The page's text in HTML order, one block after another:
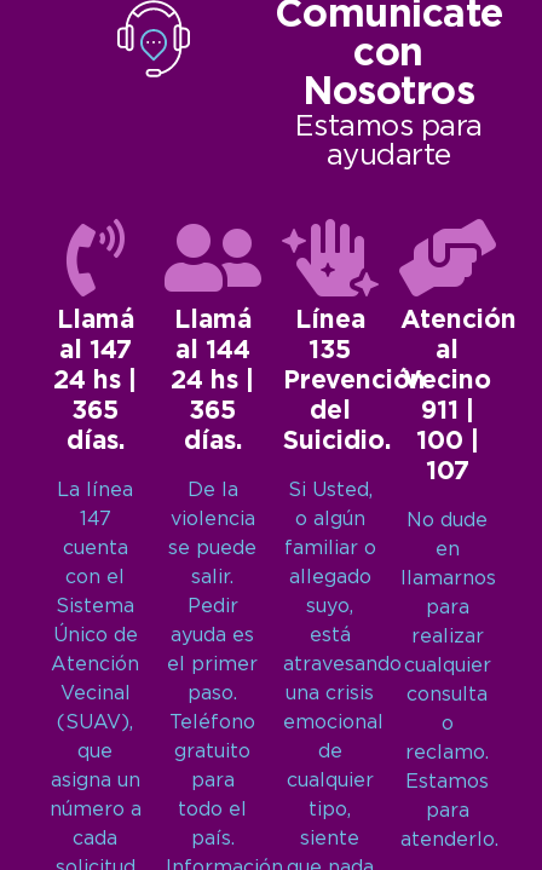
Comunicate
con
Nosotros
Estamos para
ayudarte
Llamá
al 147
24 hs |
365
días.
La línea
147
cuenta
con el
Sistema
Único de
Atención
Vecinal
(SUAV),
que
asigna un
número a
cada
Llamá
al 144
24 hs |
365
días.
De la
violencia
se puede
salir.
Pedir
ayuda es
el primer
paso.
Teléfono
gratuito
para
todo el
país.
Línea
135
Prevención
del
Suicidio.
Si Usted,
o algún
familiar o
allegado
suyo,
está
atravesando
una crisis
emocional
de
cualquier
tipo,
siente
Atención
al
Vecino
911 |
100 |
107
No dude
en
llamarnos
para
realizar
cualquier
consulta
o
reclamo.
Estamos
para
atenderlo.